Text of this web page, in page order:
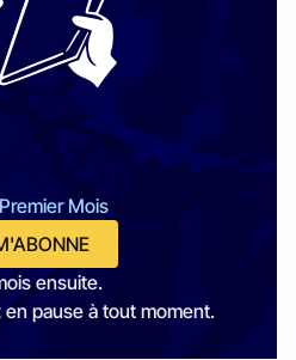
Mois
ensuite.
pause à tout moment.